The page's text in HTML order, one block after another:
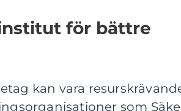
för bättre
kan vara
som